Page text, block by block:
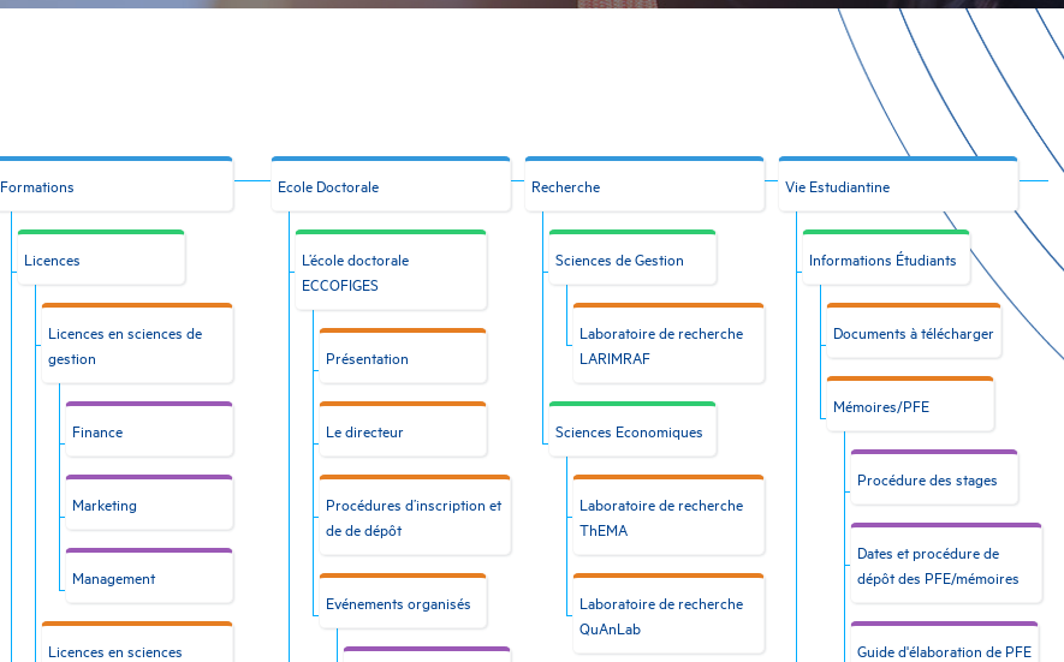
Formations
Licences
Licences en sciences de
gestion
Finance
Marketing
Management
Licences en sciences
Ecole Doctorale
L’école doctorale
ECCOFIGES
Présentation
Le directeur
Procédures d’inscription et
de de dépôt
Evénements organisés
Recherche
Sciences de Gestion
Laboratoire de recherche
LARIMRAF
Sciences Economiques
Laboratoire de recherche
ThEMA
Laboratoire de recherche
QuAnLab
Vie Estudiantine
Informations Étudiants
Documents à télécharger
Mémoires/PFE
Procédure des stages
Dates et procédure de
dépôt des PFE/mémoires
Guide d'élaboration de PFE